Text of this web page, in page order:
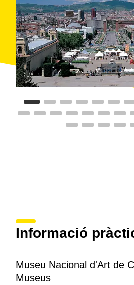
Lacol·lecció de pintura
ser cedida a la ciutat de
durant dues dècades al
el 2005 va ser traslladada al
conformen un conjunt de pintura
abraça l'art europeu desdel
amb artistes com Fra Angelico,
Zurbarán, Velázquez, Rubens,
Lacol·lecció Carmen
més de350 obres de l’art català
XIX fins a la segona meitat del
Joaquim Mir, Joaquim Sunyer i
, que
l’edifici que ocupava al
realisme, el modernisme, el
avantguardes, amb obres de
Ramon Casas, Joaquim Sunyer
de Catalunya, que aplega un
i laBiblioteca General d’Història
Informació
Museu Nacional d'Art de
Museus